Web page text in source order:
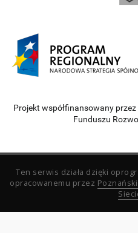
Projekt współfinansowany
Funduszu
Ten serwis działa dzięki
opracowanemu przez